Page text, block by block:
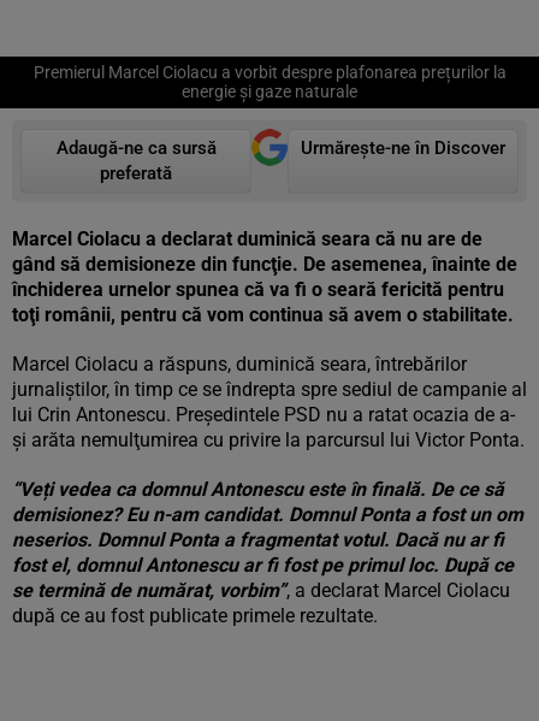
Premierul Marcel Ciolacu a vorbit despre plafonarea prețurilor la
energie și gaze naturale
Adaugă-ne ca sursă
preferată
Urmărește-ne în Discover
Marcel Ciolacu a declarat duminică seara că nu are de
gând să demisioneze din funcţie. De asemenea, înainte de
închiderea urnelor spunea că va fi o seară fericită pentru
toţi românii, pentru că vom continua să avem o stabilitate.
Marcel Ciolacu a răspuns, duminică seara, întrebărilor
jurnaliștilor, în timp ce se îndrepta spre sediul de campanie al
lui Crin Antonescu. Preşedintele PSD nu a ratat ocazia de a-
şi arăta nemulţumirea cu privire la parcursul lui Victor Ponta.
“Veți vedea ca domnul Antonescu este în finală. De ce să
demisionez? Eu n-am candidat. Domnul Ponta a fost un om
neserios. Domnul Ponta a fragmentat votul. Dacă nu ar fi
fost el, domnul Antonescu ar fi fost pe primul loc. După ce
se termină de numărat, vorbim”, a declarat Marcel Ciolacu
după ce au fost publicate primele rezultate.